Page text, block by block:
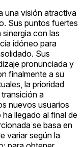
una visión atractiva
Sus puntos fuertes
con las
idóneo para
Sus
pronunciada y
finalmente a su
la prioridad
a
nuevos usuarios
llegado al final de
se basa en
variar según la